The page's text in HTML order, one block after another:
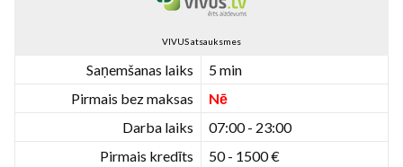
VIVUS atsauksmes
Saņemšanas laiks
5 min
Pirmais bez maksas
Nē
Darba laiks
07:00 - 23:00
Pirmais kredīts
50 - 1500 €